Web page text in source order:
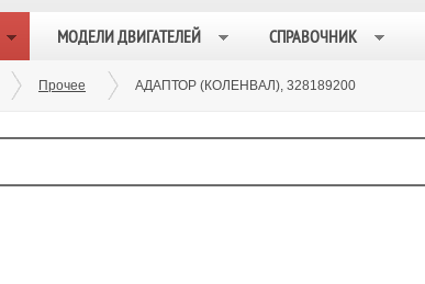
МОДЕЛИ ДВИГАТЕЛЕЙ СПРАВОЧНИК
Прочее АДАПТОР (КОЛЕНВАЛ), 328189200